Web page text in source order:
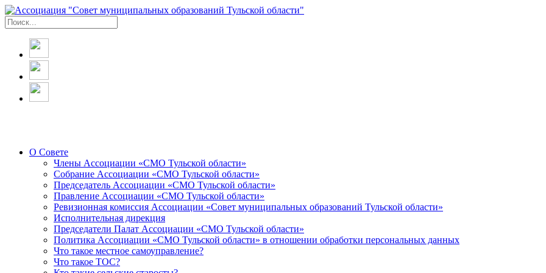
О Совете
Члены Ассоциации «СМО Тульской области»
Собрание Ассоциации «СМО Тульской области»
Председатель Ассоциации «СМО Тульской области»
Правление Ассоциации «СМО Тульской области»
Ревизионная комиссия Ассоциации «Совет муниципальных образований Тульской области»
Исполнительная дирекция
Председатели Палат Ассоциации «СМО Тульской области»
Политика Ассоциации «СМО Тульской области» в отношении обработки персональных данных
Что такое местное самоуправление?
Что такое ТОС?